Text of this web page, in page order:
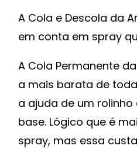
A Cola e Descola da
em conta em spray
A Cola Permanente
a mais barata de
a ajuda de um
base. Lógico que é
spray, mas essa